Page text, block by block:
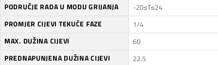
PODRUČJE RADA U MODU GRIJANJA
-20≤T≤24
PROMJER CIJEVI TEKUĆE FAZE
1/4
MAX. DUŽINA CIJEVI
60
PREDNAPUNJENA DUŽINA CIJEVI
22.5